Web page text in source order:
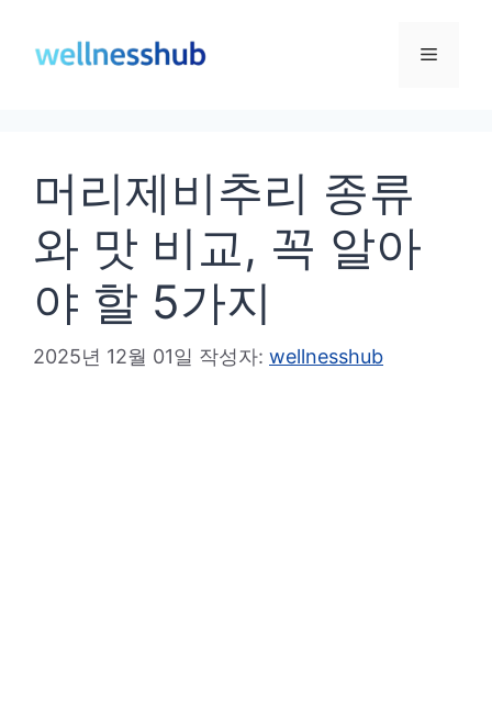
메
머리제비추리 종류
와 맛 비교, 꼭 알아
야 할 5가지
2025년 12월 01일 작성자: wellnesshub